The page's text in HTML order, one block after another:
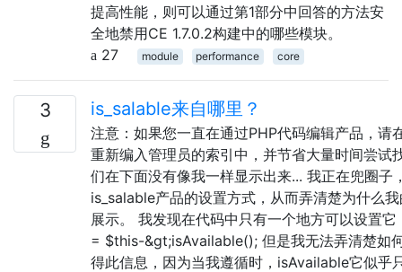
提高性能，则可以通过第1部分中回答的方法安
全地禁用CE 1.7.0.2构建中的哪些模块。
27
module performance core
3 is_salable来自哪里？
注意：如果您一直在通过PHP代码编辑产品，请
重新编入管理员的索引中，并节省大量时间尝试
们在下面没有像我一样显示出来... 我正在兜圈子
is_salable产品的设置方式，从而弄清楚为什么
展示。 我发现在代码中只有一个地方可以设置
= $this-&gt;isAvailable(); 但是我无法弄清楚如
得此信息，因为当我遵循时，isAvailable它似乎